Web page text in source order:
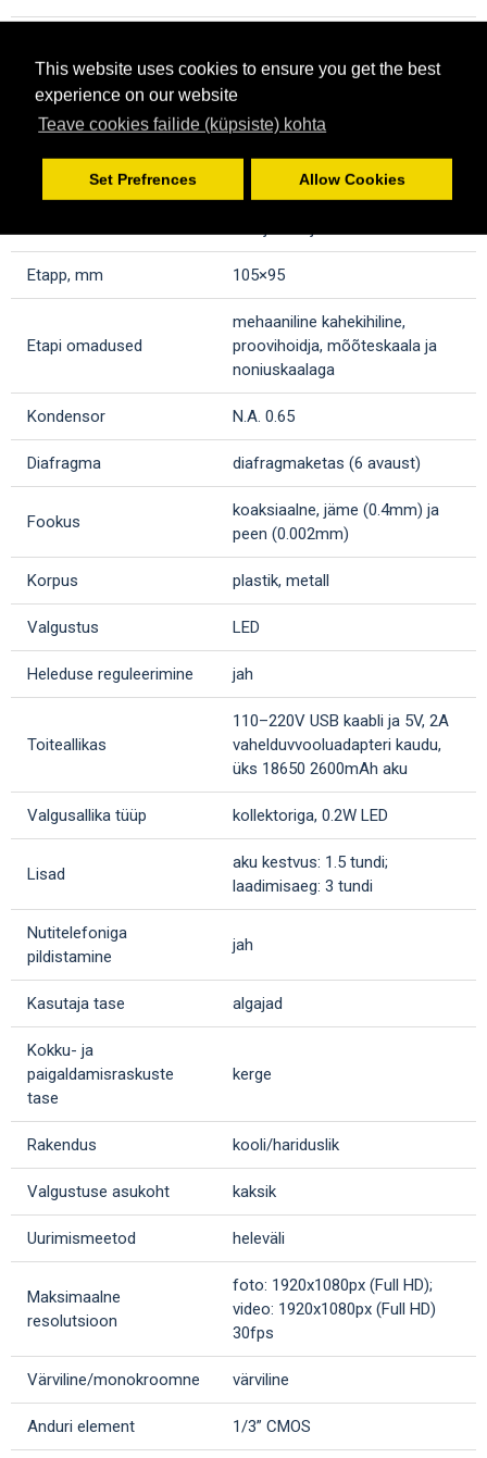
This website uses cookies to ensure you get the best
experience on our website
Teave cookies failide (küpsiste) kohta
Set Prefrences Allow Cookies
Suurenduse vahemik alates 1280x ja üle selle
Objektiivid
akromaatiline: 4x/0.10, 10x/0.25,
40x/0.65; parfokaalne kaugus:
Etapp, mm 105×95
Etapi omadused
mehaaniline kahekihiline,
proovihoidja, mõõteskaala ja
noniuskaalaga
Kondensor N.A. 0.65
Diafragma diafragmaketas (6 avaust)
Fookus
koaksiaalne, jäme (0.4mm) ja
peen (0.002mm)
Korpus plastik, metall
Valgustus LED
Heleduse reguleerimine jah
Toiteallikas
110–220V USB kaabli ja 5V, 2A
vahelduvvooluadapteri kaudu,
üks 18650 2600mAh aku
Valgusallika tüüp kollektoriga, 0.2W LED
Lisad
aku kestvus: 1.5 tundi;
laadimisaeg: 3 tundi
Nutitelefoniga
pildistamine
jah
Kasutaja tase algajad
Kokku- ja
paigaldamisraskuste
tase
kerge
Rakendus kooli/hariduslik
Valgustuse asukoht kaksik
Uurimismeetod heleväli
Maksimaalne
resolutsioon
foto: 1920x1080px (Full HD);
video: 1920x1080px (Full HD)
30fps
Värviline/monokroomne värviline
Anduri element 1/3” CMOS